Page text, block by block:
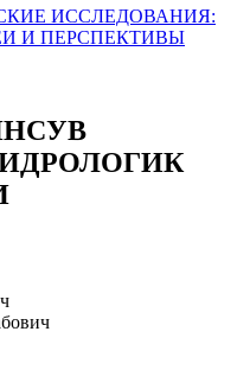
ИССЛЕДОВАНИЯ:
И ПЕРСПЕКТИВЫ